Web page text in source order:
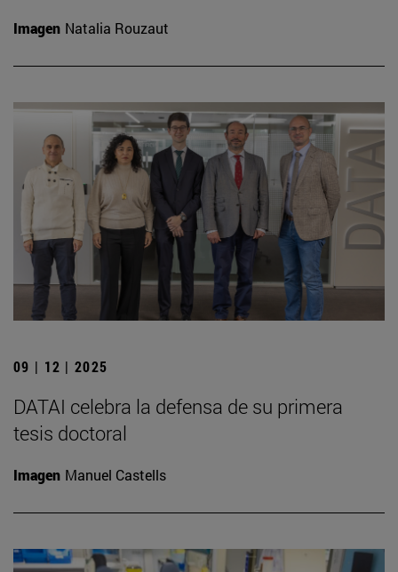
Imagen Natalia Rouzaut
09 | 12 | 2025
DATAI celebra la defensa de su primera
tesis doctoral
Imagen Manuel Castells